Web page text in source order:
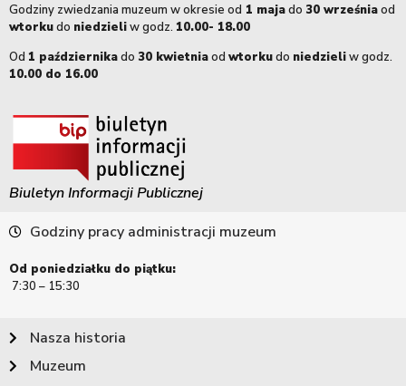
Godziny zwiedzania muzeum w okresie od 1 majado 30 wrześniaod
wtorkudo niedzieliw godz. 10.00- 18.00
Od 1 październikado 30 kwietniaod wtorkudo niedzieliw godz.
10.00 do 16.00
Biuletyn Informacji Publicznej
Godziny pracy administracji muzeum
Od poniedziałku do piątku:
7:30 – 15:30
Nasza historia
Muzeum